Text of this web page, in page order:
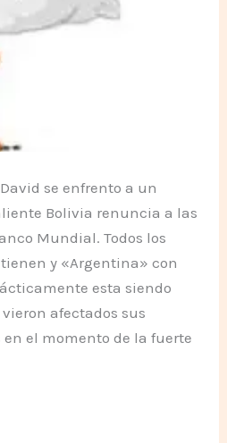
se enfrento a un
Bolivia renuncia a las
Mundial. Todos los
y «Argentina» con
esta siendo
afectados sus
el momento de la fuerte